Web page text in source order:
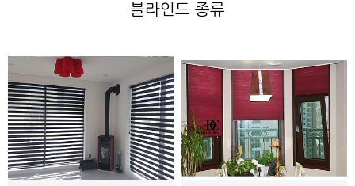
블라인드 종류